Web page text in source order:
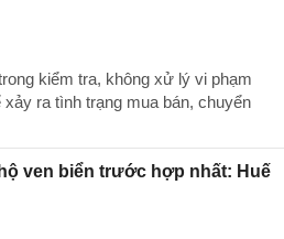
kiểm tra, không xử lý vi phạm
ra tình trạng mua bán, chuyển
ven biển trước hợp nhất: Huế